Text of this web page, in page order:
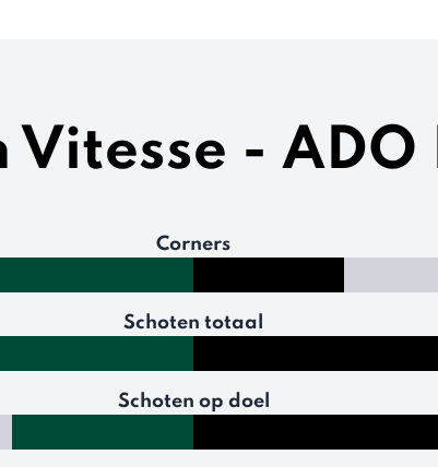
- ADO
Corners
Schoten totaal
Schoten op doel